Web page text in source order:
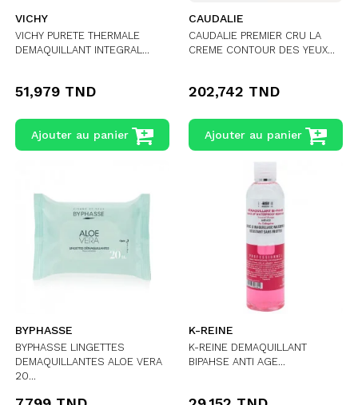
VICHY
VICHY PURETE THERMALE
DEMAQUILLANT INTEGRAL...
51,979 TND
Ajouter au panier
CAUDALIE
CAUDALIE PREMIER CRU LA
CREME CONTOUR DES YEUX...
202,742 TND
Ajouter au panier
BYPHASSE
BYPHASSE LINGETTES
DEMAQUILLANTES ALOE VERA
20...
K-REINE
K-REINE DEMAQUILLANT
BIPAHSE ANTI AGE...